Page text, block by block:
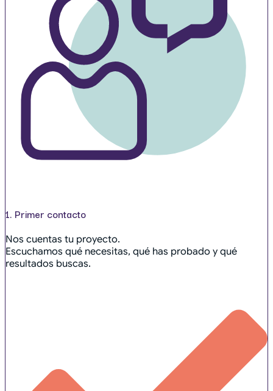
1. Primer contacto
Nos cuentas tu proyecto.
Escuchamos qué necesitas, qué has probado y qué
resultados buscas.